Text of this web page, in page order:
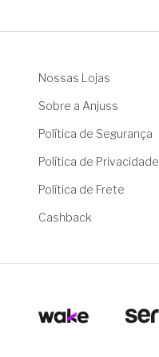
Nossas Lojas
Sobre a Anjuss
Política de Segurança
Política de Privacidade
Política de Frete
Cashback